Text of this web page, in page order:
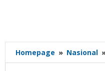
Homepage » Nasional